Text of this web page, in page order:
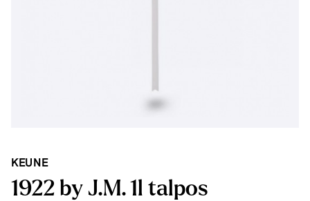
KEUNE
1922 by J.M. 1l talpos